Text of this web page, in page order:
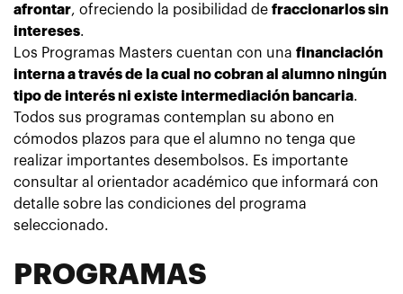
afrontar, ofreciendo la posibilidad de fraccionarlos sin
intereses.
Los Programas Masters cuentan con una financiación
interna a través de la cual no cobran al alumno ningún
tipo de interés ni existe intermediación bancaria.
Todos sus programas contemplan su abono en
cómodos plazos para que el alumno no tenga que
realizar importantes desembolsos. Es importante
consultar al orientador académico que informará con
detalle sobre las condiciones del programa
seleccionado.
PROGRAMAS